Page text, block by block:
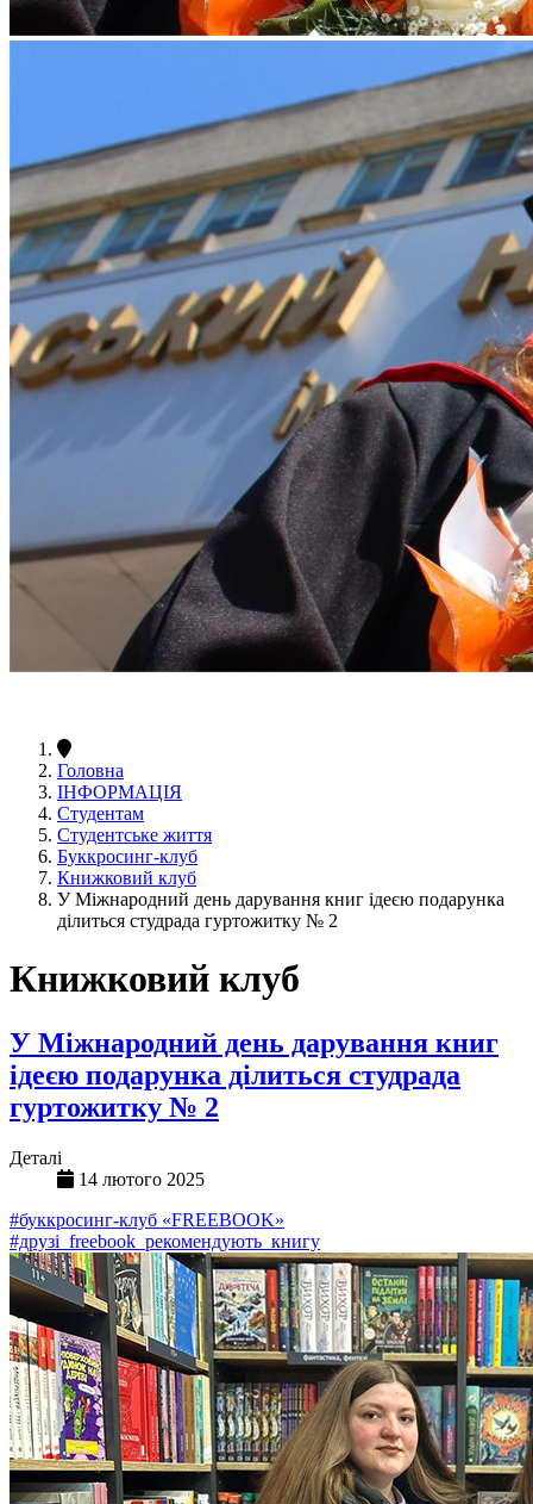
Головна
ІНФОРМАЦІЯ
Студентам
Студентське життя
Буккросинг-клуб
Книжковий клуб
У Міжнародний день дарування книг ідеєю подарунка
ділиться студрада гуртожитку № 2
Книжковий клуб
У Міжнародний день дарування книг
ідеєю подарунка ділиться студрада
гуртожитку № 2
Деталі
14 лютого 2025
#буккросинг-клуб «FREEBOOK»
#друзі_freebook_рекомендують_книгу